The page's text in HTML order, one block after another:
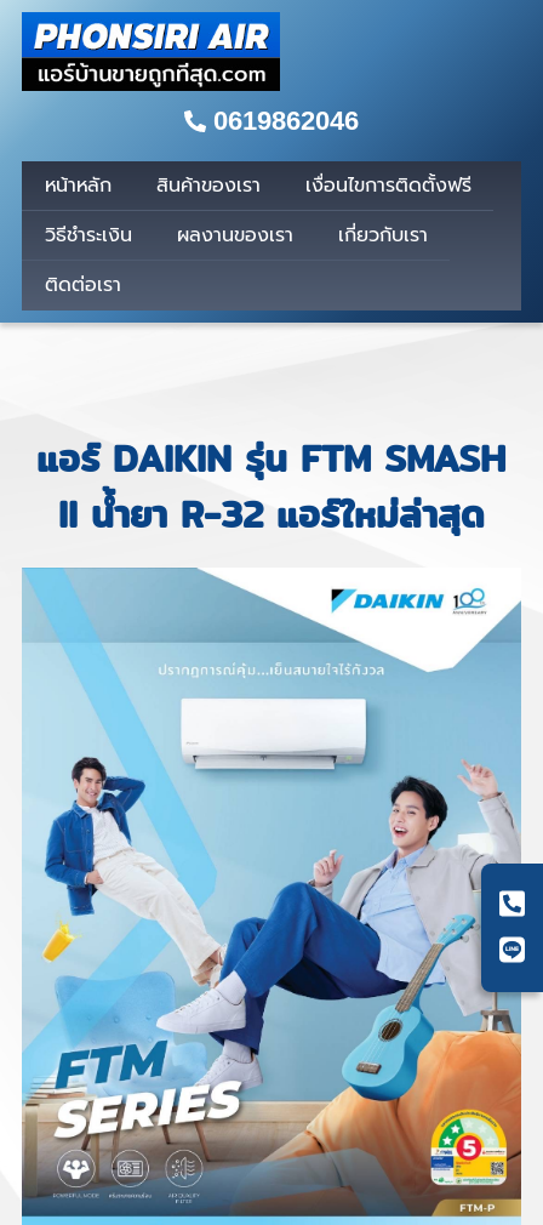
0619862046
หน้าหลัก สินค้าของเรา
เงื่อนไขการติดตั้งฟรี
วิธีชำระเงิน
ผลงานของเรา
เกี่ยวกับเรา
ติดต่อเรา
แอร์ DAIKIN รุ่น FTM SMASH
II น้ำยา R-32 แอร์ใหม่ล่าสุด